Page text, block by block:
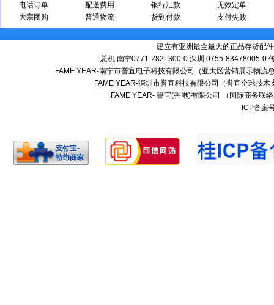
电话订单
大宗团购
配送费用
普通物流
银行汇款
货到付款
无效定单
支付失败
建立有亚洲最全最大的正品存货配
总机:南宁0771-2821300-0 深圳:0755-83478005-
FAME YEAR-南宁市誉宜电子科技有限公司（亚太区营销展示物
FAME YEAR-深圳市誉宜科技有限公司（誉宜全球技
FAME YEAR- 譽宜(香港)有限公司 （国际商务联
ICP备案